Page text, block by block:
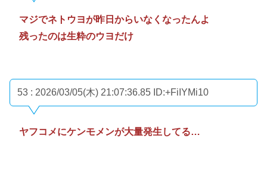
マジでネトウヨが昨日からいなくなったんよ
残ったのは生粋のウヨだけ
53 : 2026/03/05(木) 21:07:36.85 ID:+FiIYMi10
ヤフコメにケンモメンが大量発生してる…